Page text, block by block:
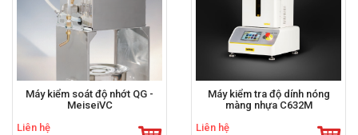
Máy kiểm soát độ nhớt QG -
MeiseiVC
Liên hệ
Máy kiểm tra độ dính nóng
màng nhựa C632M
Liên hệ